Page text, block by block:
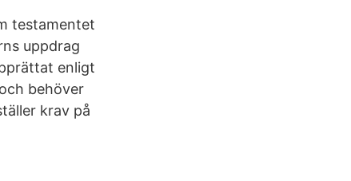
testamentet
uppdrag
enligt
behöver
krav på